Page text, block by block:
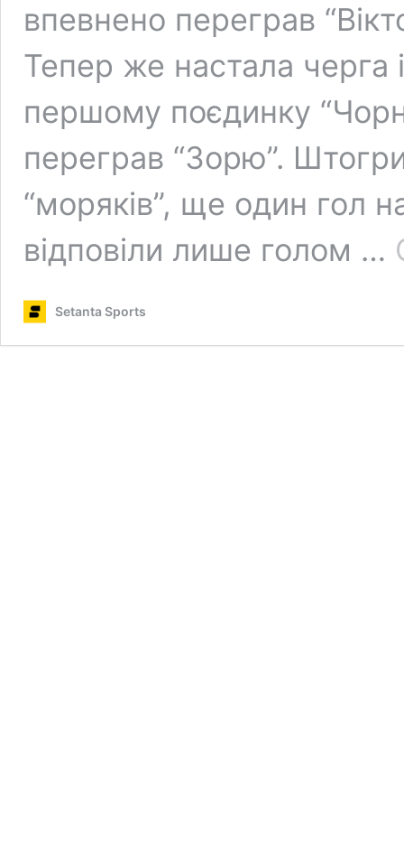
впевнено переграв
Тепер же настала черга
першому поєдинку
переграв “Зорю”.
“моряків”, ще один гол
відповіли лише голом …
Setanta Sports